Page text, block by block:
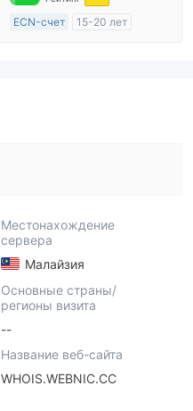
ECN-счет
15-20 лет
Местонахождение
сервера
Малайзия
Основные страны/
регионы визита
--
Название веб-сайта
WHOIS.WEBNIC.CC